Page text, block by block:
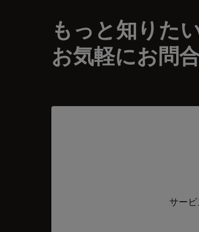
もっと知りた
お気軽にお問
サー